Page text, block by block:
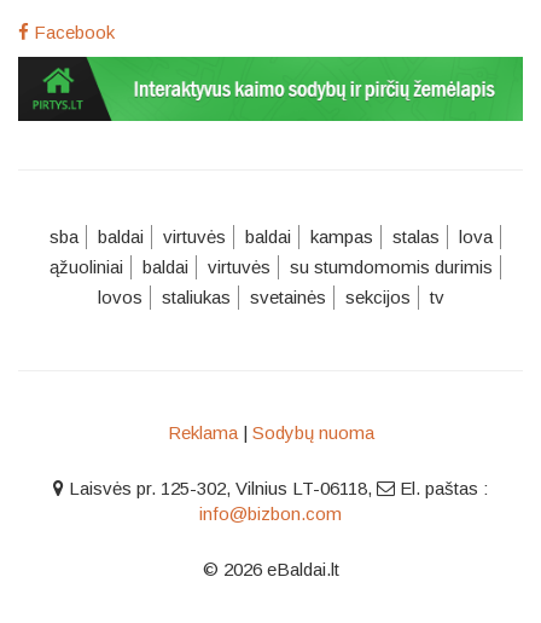
Facebook
sba baldai virtuvės baldai kampas stalas
lova
ąžuoliniai
baldai virtuvės
su stumdomomis durimis
lovos
staliukas svetainės sekcijos tv
Reklama| Sodybų nuoma
Laisvės pr. 125-302, Vilnius LT-06118,
El. paštas :
info@bizbon.com
© 2026 eBaldai.lt